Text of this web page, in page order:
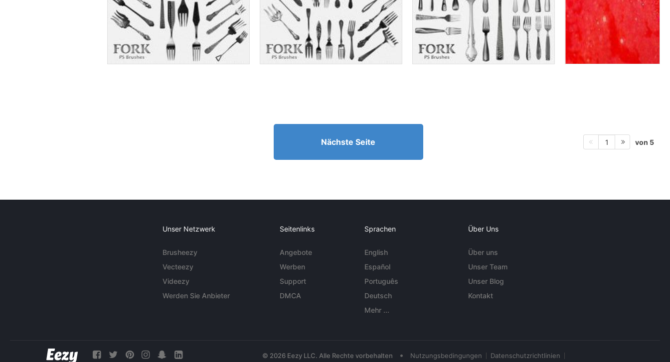
Nächste Seite 1 von 5
Unser Netzwerk
Brusheezy
Vecteezy
Videezy
Werden Sie Anbieter
Seitenlinks
Angebote
Werben
Support
DMCA
Sprachen
English
Español
Português
Deutsch
Mehr ...
Über Uns
Über uns
Unser Team
Unser Blog
Kontakt
© 2026 Eezy LLC. Alle Rechte vorbehalten • Nutzungsbedingungen Datenschutzrichtlinien